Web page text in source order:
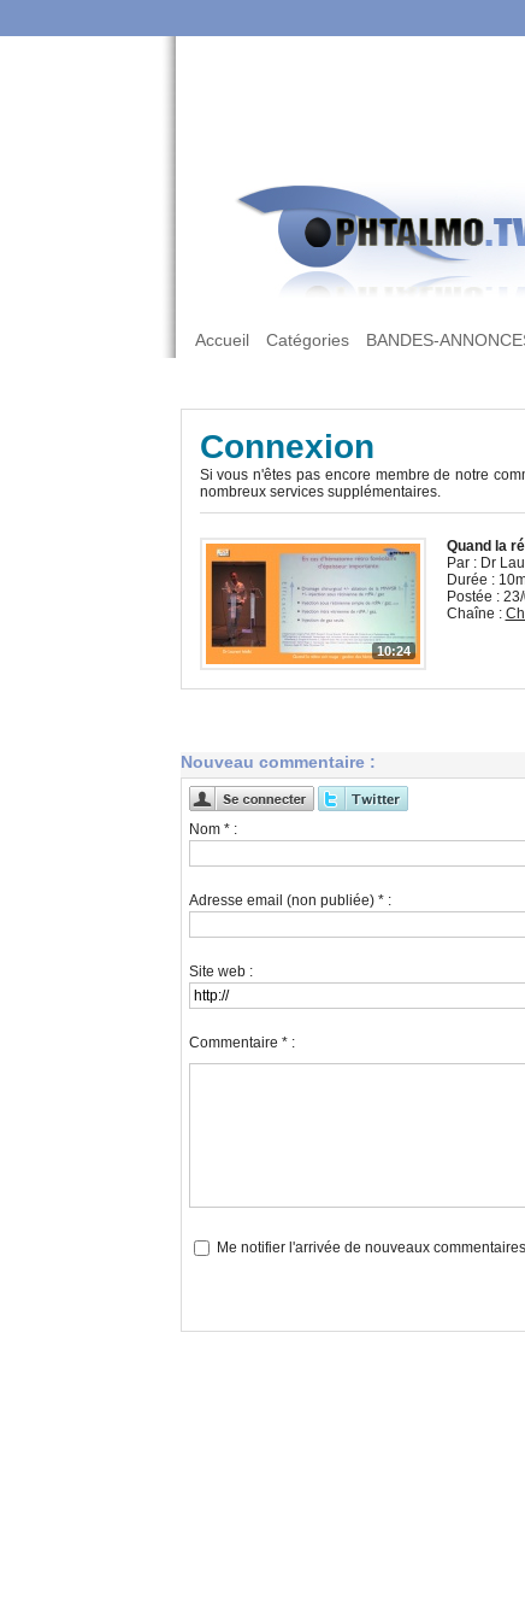
Accueil Catégories BANDES-
Connexion
Si vous n'êtes pas encore membre de notre
nombreux services supplémentaires.
10:24
Quand la
Par : Dr
Durée :
Postée :
Chaîne :
Nouveau commentaire :
Nom * :
Adresse email (non publiée) * :
Site web :
Commentaire * :
Me notifier l'arrivée de nouveaux commentaires